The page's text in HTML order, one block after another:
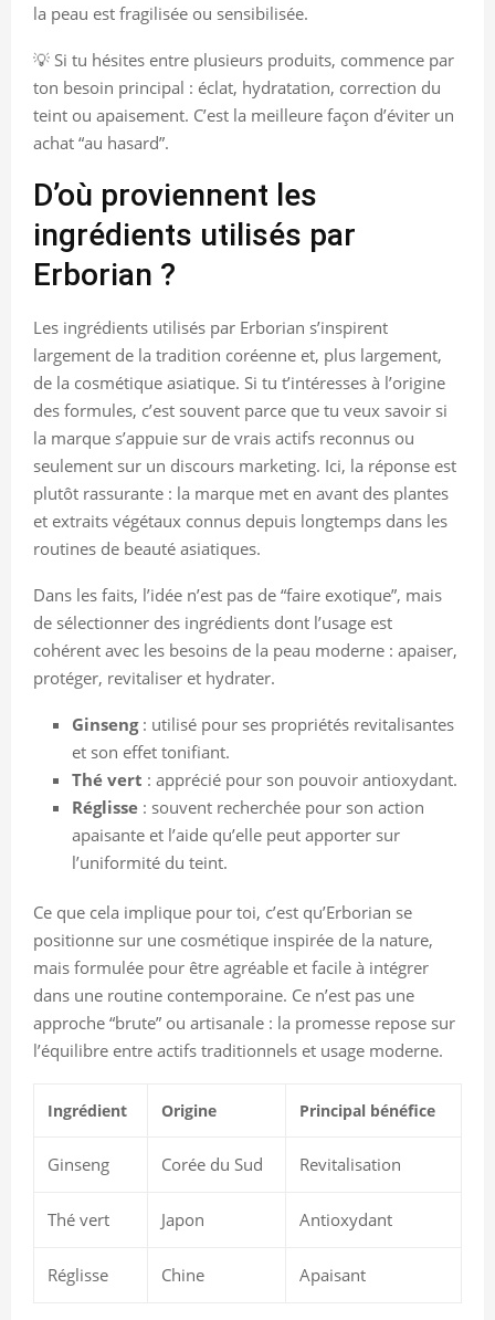
la peau est fragilisée ou sensibilisée.
💡 Si tu hésites entre plusieurs produits, commence par
ton besoin principal : éclat, hydratation, correction du
teint ou apaisement. C’est la meilleure façon d’éviter un
achat “au hasard”.
D’où proviennent les
ingrédients utilisés par
Erborian ?
Les ingrédients utilisés par Erborian s’inspirent
largement de la tradition coréenne et, plus largement,
de la cosmétique asiatique. Si tu t’intéresses à l’origine
des formules, c’est souvent parce que tu veux savoir si
la marque s’appuie sur de vrais actifs reconnus ou
seulement sur un discours marketing. Ici, la réponse est
plutôt rassurante : la marque met en avant des plantes
et extraits végétaux connus depuis longtemps dans les
routines de beauté asiatiques.
Dans les faits, l’idée n’est pas de “faire exotique”, mais
de sélectionner des ingrédients dont l’usage est
cohérent avec les besoins de la peau moderne : apaiser,
protéger, revitaliser et hydrater.
Ginseng: utilisé pour ses propriétés revitalisantes
et son effet tonifiant.
Thé vert : apprécié pour son pouvoir antioxydant.
Réglisse : souvent recherchée pour son action
apaisante et l’aide qu’elle peut apporter sur
l’uniformité du teint.
Ce que cela implique pour toi, c’est qu’Erborian se
positionne sur une cosmétique inspirée de la nature,
mais formulée pour être agréable et facile à intégrer
dans une routine contemporaine. Ce n’est pas une
approche “brute” ou artisanale : la promesse repose sur
l’équilibre entre actifs traditionnels et usage moderne.
Ingrédient Origine Principal bénéfice
Ginseng Corée du Sud Revitalisation
Thé vert Japon Antioxydant
Réglisse Chine Apaisant